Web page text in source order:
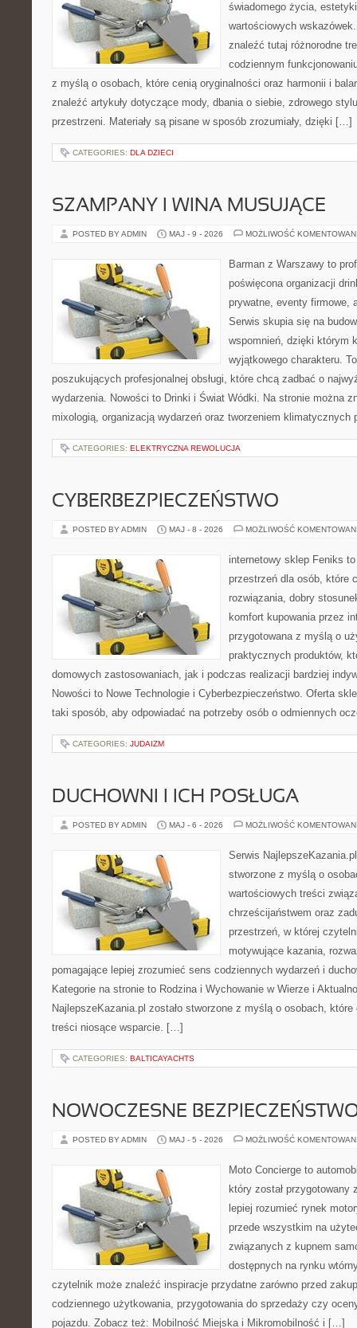
świadomego życia,
wartościowych
znaleźć tutaj różnorodne
codziennym
z myślą o osobach, które cenią oryginalności oraz harmonii i
znaleźć artykuły dotyczące mody, dbania o siebie, zdrowego
przestrzeni. Materiały są pisane w sposób zrozumiały, dzięki […]
CATEGORIES: DLA DZIECI
SZAMPANY I WINA MUSUJĄCE
POSTED BY ADMIN MAJ - 9 - 2026 MOŻLIWOŚĆ
Barman z Warszawy to
poświęcona organizacji
prywatne, eventy firmowe,
Serwis skupia się na
wspomnień, dzięki którym
wyjątkowego charakteru.
poszukujących profesjonalnej obsługi, które chcą zadbać o
wydarzenia. Nowości to Drinki i Świat Wódki. Na stronie można
mixologią, organizacją wydarzeń oraz tworzeniem
CATEGORIES: ELEKTRYCZNA REWOLUCJA
CYBERBEZPIECZEŃSTWO
POSTED BY ADMIN MAJ - 8 - 2026 MOŻLIWOŚĆ
internetowy sklep Feniks
przestrzeń dla osób, które
rozwiązania, dobry
komfort kupowania przez
przygotowana z myślą o
praktycznych produktów,
domowych zastosowaniach, jak i podczas realizacji bardziej
Nowości to Nowe Technologie i Cyberbezpieczeństwo. Oferta
taki sposób, aby odpowiadać na potrzeby osób o odmiennych
CATEGORIES: JUDAIZM
DUCHOWNI I ICH POSŁUGA
POSTED BY ADMIN MAJ - 6 - 2026 MOŻLIWOŚĆ
Serwis
stworzone z myślą o
wartościowych treści
chrześcijaństwem oraz
przestrzeń, w której
motywujące kazania,
pomagające lepiej zrozumieć sens codziennych wydarzeń i
Kategorie na stronie to Rodzina i Wychowanie w Wierze i
NajlepszeKazania.pl zostało stworzone z myślą o osobach,
treści niosące wsparcie. […]
CATEGORIES: BALTICAYACHTS
NOWOCZESNE
POSTED BY ADMIN MAJ - 5 - 2026 MOŻLIWOŚĆ
Moto Concierge to
który został
lepiej rozumieć rynek
przede wszystkim na
związanych z kupnem
dostępnych na rynku
czytelnik może znaleźć inspiracje przydatne zarówno przed
codziennego użytkowania, przygotowania do sprzedaży czy
pojazdu. Zobacz też: Mobilność Miejska i Mikromobilność i […]